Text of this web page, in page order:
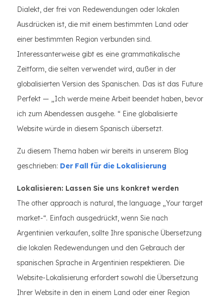
Dialekt, der frei von Redewendungen oder lokalen
Ausdrücken ist, die mit einem bestimmten Land oder
einer bestimmten Region verbunden sind.
Interessanterweise gibt es eine grammatikalische
Zeitform, die selten verwendet wird, außer in der
globalisierten Version des Spanischen. Das ist das Future
Perfekt — „Ich werde meine Arbeit beendet haben, bevor
ich zum Abendessen ausgehe. “ Eine globalisierte
Website würde in diesem Spanisch übersetzt.
Zu diesem Thema haben wir bereits in unserem Blog
geschrieben: Der Fall für die Lokalisierung
Lokalisieren: Lassen Sie uns konkret werden
The other approach is natural, the language „Your target
market-“. Einfach ausgedrückt, wenn Sie nach
Argentinien verkaufen, sollte Ihre spanische Übersetzung
die lokalen Redewendungen und den Gebrauch der
spanischen Sprache in Argentinien respektieren. Die
Website-Lokalisierung erfordert sowohl die Übersetzung
Ihrer Website in den in einem Land oder einer Region